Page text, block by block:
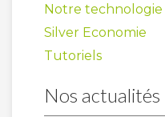
Notre technologie
Silver Economie
Tutoriels
Nos actualités